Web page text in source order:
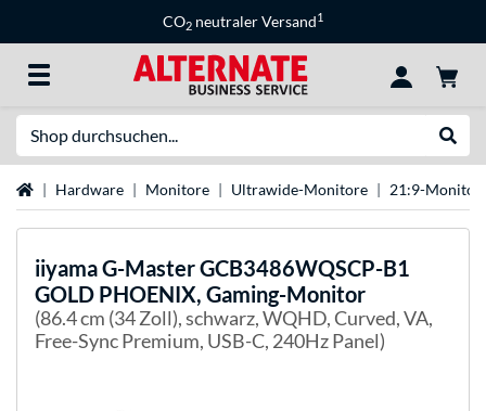
CO2 neutraler Versand1
StartseiteHardware Monitore Ultrawide-Monitore 21:9-
iiyamaG-Master GCB3486WQSCP-B1
GOLD PHOENIX, Gaming-Monitor
(86.4 cm (34 Zoll), schwarz, WQHD, Curved, VA,
Free-Sync Premium, USB-C, 240Hz Panel)